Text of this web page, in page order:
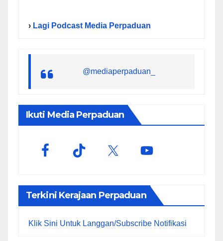
› Lagi Podcast Media Perpaduan
@mediaperpaduan_
Ikuti Media Perpaduan
Terkini Kerajaan Perpaduan
Klik Sini Untuk Langgan/Subscribe Notifikasi